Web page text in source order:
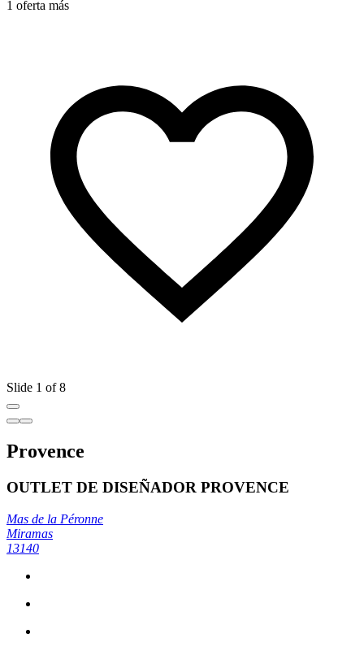
1 oferta más
Slide 1 of 8
Provence
OUTLET DE DISEÑADOR PROVENCE
Mas de la Péronne
Miramas
13140